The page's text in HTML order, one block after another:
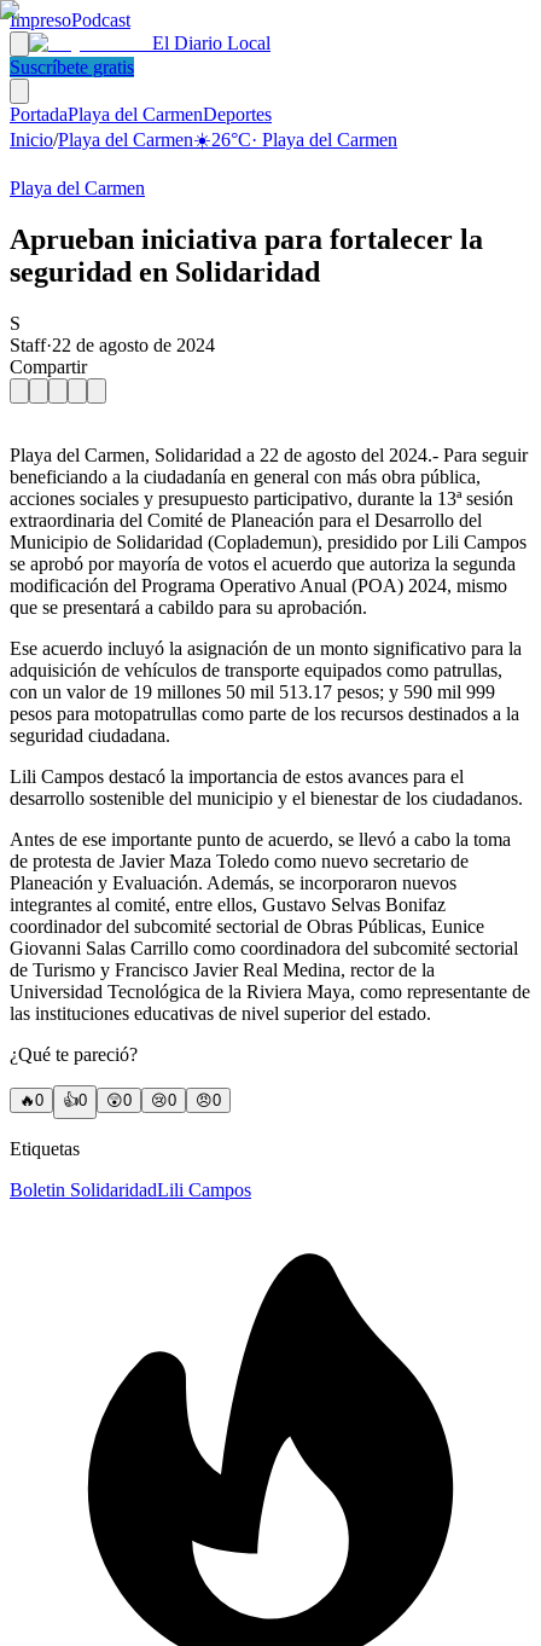
ImpresoPodcast
El Diario Local
Suscríbete gratis
PortadaPlaya del CarmenDeportes
Inicio/Playa del Carmen☀️26°C· Playa del Carmen
Playa del Carmen
Aprueban iniciativa para fortalecer la
seguridad en Solidaridad
S
Staff·22 de agosto de 2024
Compartir
Playa del Carmen, Solidaridad a 22 de agosto del 2024.- Para seguir
beneficiando a la ciudadanía en general con más obra pública,
acciones sociales y presupuesto participativo, durante la 13ª sesión
extraordinaria del Comité de Planeación para el Desarrollo del
Municipio de Solidaridad (Coplademun), presidido por Lili Campos
se aprobó por mayoría de votos el acuerdo que autoriza la segunda
modificación del Programa Operativo Anual (POA) 2024, mismo
que se presentará a cabildo para su aprobación.
Ese acuerdo incluyó la asignación de un monto significativo para la
adquisición de vehículos de transporte equipados como patrullas,
con un valor de 19 millones 50 mil 513.17 pesos; y 590 mil 999
pesos para motopatrullas como parte de los recursos destinados a la
seguridad ciudadana.
Lili Campos destacó la importancia de estos avances para el
desarrollo sostenible del municipio y el bienestar de los ciudadanos.
Antes de ese importante punto de acuerdo, se llevó a cabo la toma
de protesta de Javier Maza Toledo como nuevo secretario de
Planeación y Evaluación. Además, se incorporaron nuevos
integrantes al comité, entre ellos, Gustavo Selvas Bonifaz
coordinador del subcomité sectorial de Obras Públicas, Eunice
Giovanni Salas Carrillo como coordinadora del subcomité sectorial
de Turismo y Francisco Javier Real Medina, rector de la
Universidad Tecnológica de la Riviera Maya, como representante de
las instituciones educativas de nivel superior del estado.
¿Qué te pareció?
🔥0 👍0 😲0 😢0 😠0
Etiquetas
Boletin SolidaridadLili Campos